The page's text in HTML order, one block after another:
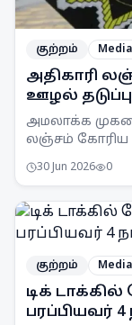
குற்றம்
அதிகாரி
ஊழல்
அமலாக்க
லஞ்சம் கோரிய
30 Jun 2026 0
குற்றம்
டிக்
பரப்பியவர்